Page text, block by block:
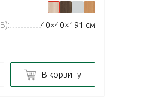
40×40×191 см
В корзину